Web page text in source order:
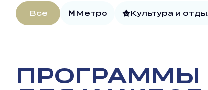
Все Метро Культура и
ПРОГРАММЫ